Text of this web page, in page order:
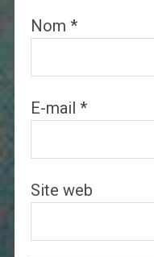
Nom *
E-mail *
Site web